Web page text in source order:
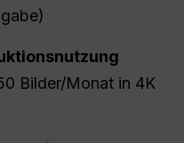
Bilder/Monat in 4K